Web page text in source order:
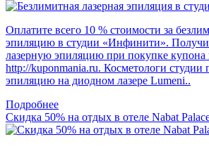
Оплатите всего 10 % стоимости за
эпиляцию в студии «Инфинити».
лазерную эпиляцию при покупке купона
http://kuponmania.ru. Косметологи студии
эпиляцию на диодном лазере Lumeni..
Подробнее
Скидка 50% на отдых в отеле Nabat